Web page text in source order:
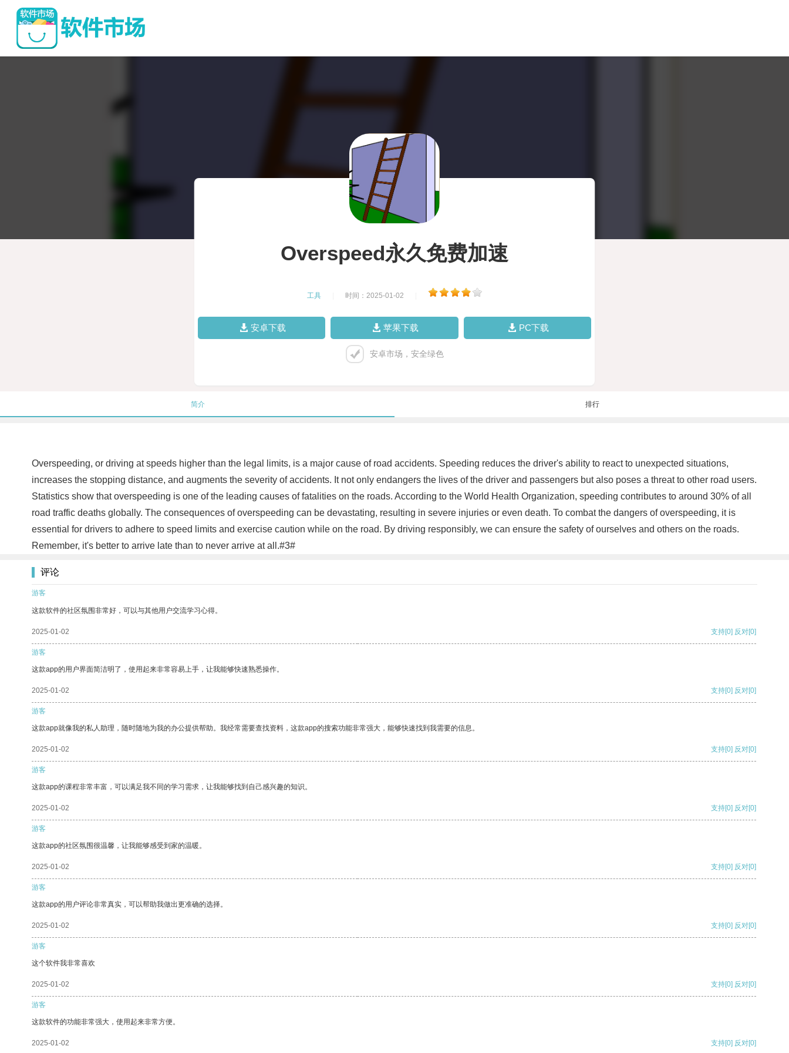
Overspeed永久免费加速
工具 时间：2025-01-02
安卓下载 苹果下载 PC下载
安卓市场，安全绿色
简介 排行
Overspeeding, or driving at speeds higher than the legal limits, is a major cause of road accidents. Speeding reduces the driver's ability to react to unexpected situations,
increases the stopping distance, and augments the severity of accidents. It not only endangers the lives of the driver and passengers but also poses a threat to other road users.
Statistics show that overspeeding is one of the leading causes of fatalities on the roads. According to the World Health Organization, speeding contributes to around 30% of all
road traffic deaths globally. The consequences of overspeeding can be devastating, resulting in severe injuries or even death. To combat the dangers of overspeeding, it is
essential for drivers to adhere to speed limits and exercise caution while on the road. By driving responsibly, we can ensure the safety of ourselves and others on the roads.
Remember, it's better to arrive late than to never arrive at all.#3#
评论
游客
这款软件的社区氛围非常好，可以与其他用户交流学习心得。
2025-01-02 支持[0] 反对[0]
游客
这款app的用户界面简洁明了，使用起来非常容易上手，让我能够快速熟悉操作。
2025-01-02 支持[0] 反对[0]
游客
这款app就像我的私人助理，随时随地为我的办公提供帮助。我经常需要查找资料，这款app的搜索功能非常强大，能够快速找到我需要的信息。
2025-01-02 支持[0] 反对[0]
游客
这款app的课程非常丰富，可以满足我不同的学习需求，让我能够找到自己感兴趣的知识。
2025-01-02 支持[0] 反对[0]
游客
这款app的社区氛围很温馨，让我能够感受到家的温暖。
2025-01-02 支持[0] 反对[0]
游客
这款app的用户评论非常真实，可以帮助我做出更准确的选择。
2025-01-02 支持[0] 反对[0]
游客
这个软件我非常喜欢
2025-01-02 支持[0] 反对[0]
游客
这款软件的功能非常强大，使用起来非常方便。
2025-01-02 支持[0] 反对[0]